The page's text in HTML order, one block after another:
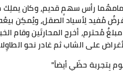
رأس سهمٍ قديم، وكان يملِك
غرضٌ مُفيد لِأسياد الصقل، ويُمكِن
مُحترم، أخرج المحارتَين وقام
على الشاب ثم غادر نحو
بِتجربة حظّي أيضاً"